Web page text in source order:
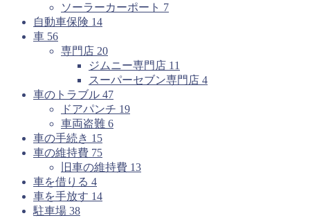
ソーラーカーポート 7
自動車保険 14
車 56
専門店 20
ジムニー専門店 11
スーパーセブン専門店 4
車のトラブル 47
ドアパンチ 19
車両盗難 6
車の手続き 15
車の維持費 75
旧車の維持費 13
車を借りる 4
車を手放す 14
駐車場 38